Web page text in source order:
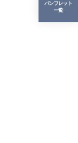
パンフレット
一覧